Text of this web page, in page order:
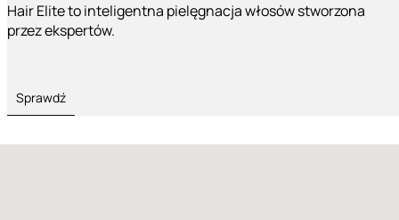
Hair Elite to inteligentna pielęgnacja włosów stworzona
przez ekspertów.
Sprawdź